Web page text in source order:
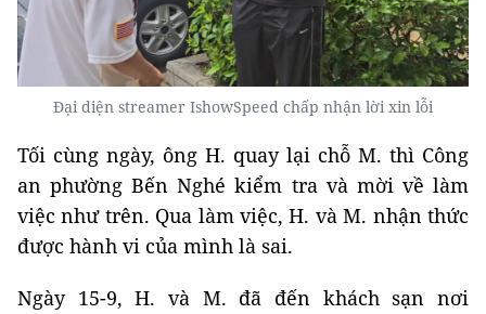
Đại diện streamer IshowSpeed chấp nhận lời xin lỗi
Tối cùng ngày, ông H. quay lại chỗ M. thì Công
an phường Bến Nghé kiểm tra và mời về làm
việc như trên. Qua làm việc, H. và M. nhận thức
được hành vi của mình là sai.
Ngày 15-9, H. và M. đã đến khách sạn nơi